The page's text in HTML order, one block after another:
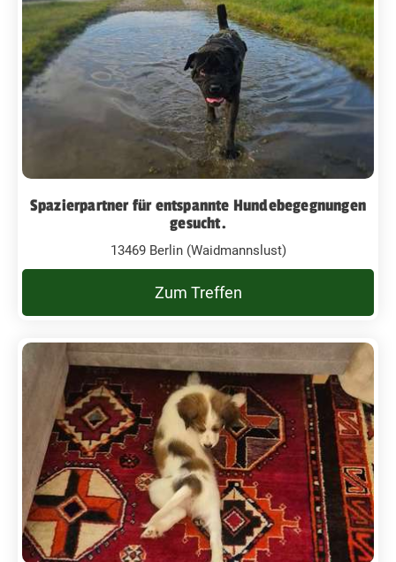
Spazierpartner für entspannte Hundebegegnungen
gesucht.
13469 Berlin (Waidmannslust)
Zum Treffen